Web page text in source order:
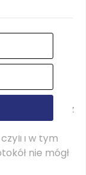
expressis
1528 i w
Stanisław a
komisji
być
1530 r., w raz z
i w tym
nie mógł